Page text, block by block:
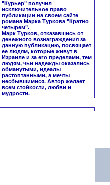
"Курьер" получил
исключительное право
публикации на своем сайте
романа Марка Туркова "Кратно
четырем".
Марк Турков, отказавшись от
денежного вознаграждения за
данную публикацию, посвящает
ее людям, которые живут в
Израиле и за его пределами, тем
людям, чьи надежды оказались
обманутыми, идеалы
растоптанными, а мечты
несбывшимися. Автор желает
всем стойкости, любви и
мудрости.